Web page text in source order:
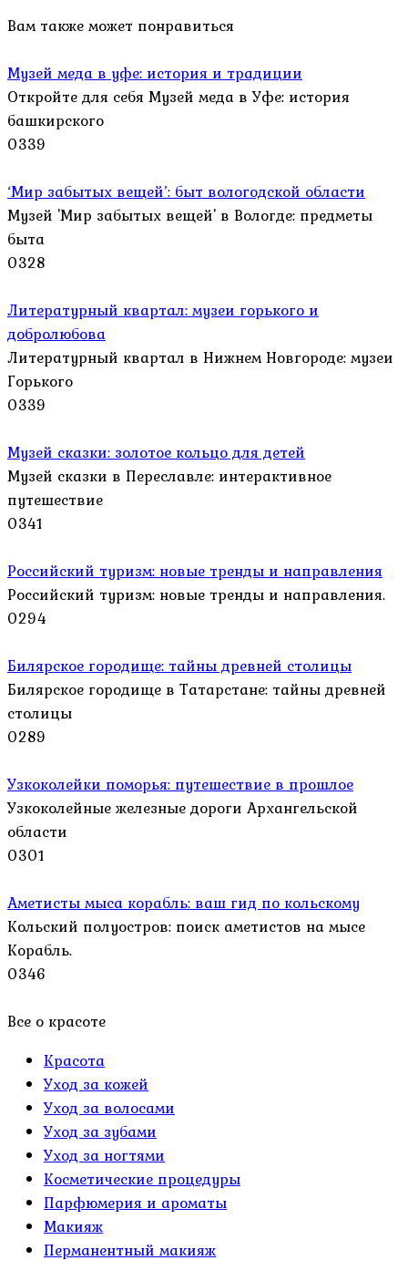
Вам также может понравиться
Музей меда в уфе: история и традиции
Откройте для себя Музей меда в Уфе: история
башкирского
0339
‘Мир забытых вещей’: быт вологодской области
Музей 'Мир забытых вещей' в Вологде: предметы
быта
0328
Литературный квартал: музеи горького и
добролюбова
Литературный квартал в Нижнем Новгороде: музеи
Горького
0339
Музей сказки: золотое кольцо для детей
Музей сказки в Переславле: интерактивное
путешествие
0341
Российский туризм: новые тренды и направления
Российский туризм: новые тренды и направления.
0294
Билярское городище: тайны древней столицы
Билярское городище в Татарстане: тайны древней
столицы
0289
Узкоколейки поморья: путешествие в прошлое
Узкоколейные железные дороги Архангельской
области
0301
Аметисты мыса корабль: ваш гид по кольскому
Кольский полуостров: поиск аметистов на мысе
Корабль.
0346
Все о красоте
Красота
Уход за кожей
Уход за волосами
Уход за зубами
Уход за ногтями
Косметические процедуры
Парфюмерия и ароматы
Макияж
Перманентный макияж